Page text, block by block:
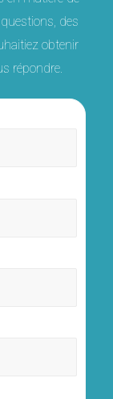
des
obtenir
répondre.